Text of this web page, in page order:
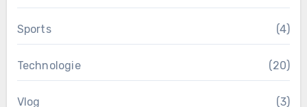
Sports (4)
Technologie (20)
Vlog (3)